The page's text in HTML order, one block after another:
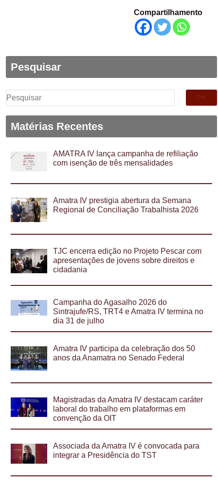
Compartilhamento
Pesquisar
Pesquisar
por:
Matérias Recentes
AMATRA IV lança campanha de refiliação
com isenção de três mensalidades
Amatra IV prestigia abertura da Semana
Regional de Conciliação Trabalhista 2026
TJC encerra edição no Projeto Pescar com
apresentações de jovens sobre direitos e
cidadania
Campanha do Agasalho 2026 do
Sintrajufe/RS, TRT4 e Amatra IV termina no
dia 31 de julho
Amatra IV participa da celebração dos 50
anos da Anamatra no Senado Federal
Magistradas da Amatra IV destacam caráter
laboral do trabalho em plataformas em
convenção da OIT
Associada da Amatra IV é convocada para
integrar a Presidência do TST